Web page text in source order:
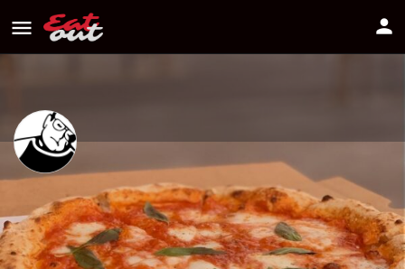
Guido & The Goose
Διεύθυνση
Stasandrou, 1061 Nicosia, Cyprus